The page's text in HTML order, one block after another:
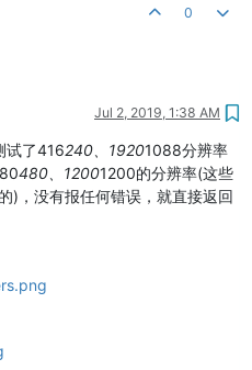
0
Jul 2, 2019, 1:38 AM
试了416240、19201088分辨率
480、12001200的分辨率(这些
)，没有报任何错误，就直接返回